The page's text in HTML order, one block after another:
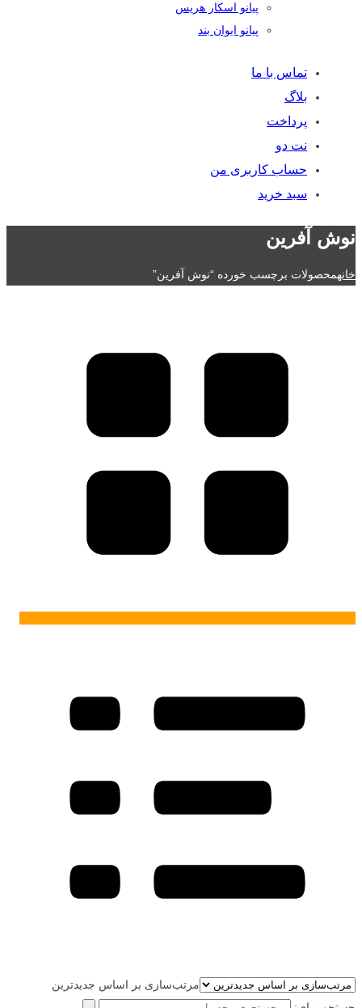
پیانو اسکار هریس
پیانو ایوان بند
تماس با ما
بلاگ
پرداخت
نت دو
حساب کاربری من
سبد خرید
نوش آفرین
خانهمحصولات برچسب خورده “نوش آفرین”
مرتب‌سازی بر اساس جدیدترین